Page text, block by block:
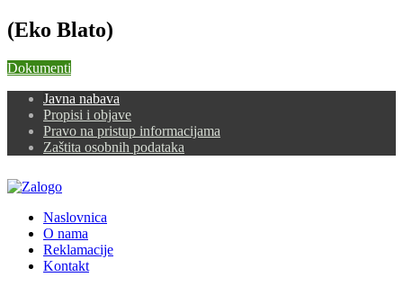
(Eko Blato)
Dokumenti
Javna nabava
Propisi i objave
Pravo na pristup informacijama
Zaštita osobnih podataka
Naslovnica
O nama
Reklamacije
Kontakt